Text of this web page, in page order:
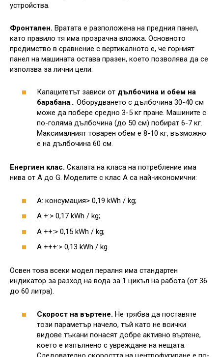
устройства.
Фронтален. Вратата е разположена на предния панел,
като правило тя има прозрачна вложка. Основното
предимство в сравнение с вертикалното е, че горният
панел на машината остава празен, което позволява да се
използва за лични цели.
Капацитетът зависи от дълбочина и обем на
барабана... Оборудването с дълбочина 30-40 см
може да побере средно 3-5 кг пране. Машините с
по-голяма дълбочина (до 50 см) побират 6-7 кг.
Максималният товарен обем е 8-10 кг, възможно
е на дълбочина 60 см.
Енергиен клас. Скалата на класа на потребление има
нива от A до G. Моделите с клас A са най-икономични:
A: консумация> 0,19 kWh / kg;
A +:> 0,17 kWh / kg;
A ++:> 0,15 kWh / kg;
A +++:> 0,13 kWh / kg.
Освен това всеки модел пералня има стандартен
индикатор за разход на вода за 1 цикъл на работа (от 36
до 60 литра).
Скорост на въртене. Не трябва да поставяте
този параметър начело, тъй като не всички
видове тъкани понасят добре активно въртене,
което е изпълнено с увреждане на нещата.